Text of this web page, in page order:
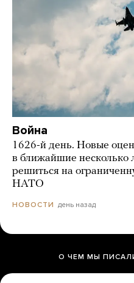
Война
1626-й день. Новые
в ближайшие несколько
решиться на
НАТО
НОВОСТИ день назад
О ЧЕМ МЫ